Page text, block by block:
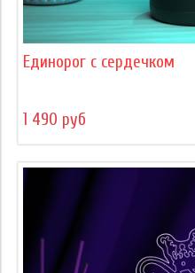
Единорог с сердечком
1 490 руб